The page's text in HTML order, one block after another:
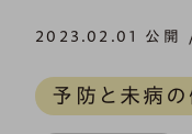
2023.02.01 公開
予防と未病